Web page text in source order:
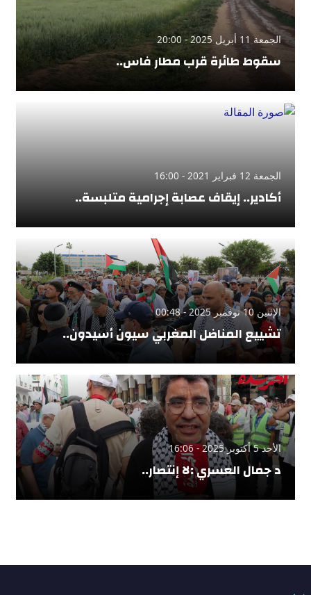
الجمعة 11 أبريل 2025 - 20:00
سقوط طائرة قرب مطار فاس..
الجمعة 12 فبراير 2021 - 16:00
أكادير.. إيقاف عصابة إجرامية متلبسة..
الإثنين 10 نوفمبر 2025 - 00:48
تشييع المناضل المغربي سيون أسيدون..
الأحد 5 أكتوبر 2025 - 16:06
د جمال العسري :لا إنتصار..